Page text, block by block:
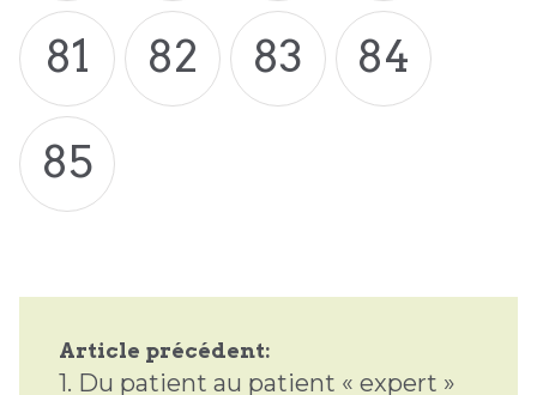
81
82 83
84
85
Article précédent:
1. Du patient au patient « expert »